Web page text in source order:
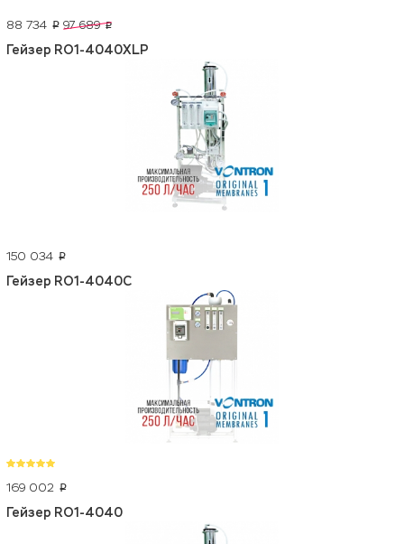
88 734 p 97 689 p
Гейзер RO1-4040XLP
150 034 p
Гейзер RO1-4040C
169 002 p
Гейзер RO1-4040